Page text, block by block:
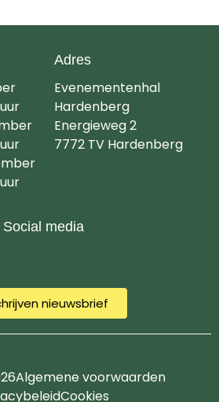
Adres
Evenementenhal
Hardenberg
Energieweg 2
7772 TV Hardenberg
Social media
nieuwsbrief
Algemene voorwaarden
Cookies